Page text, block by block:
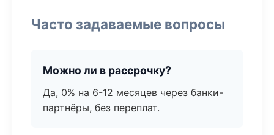
Часто задаваемые вопросы
Можно ли в рассрочку?
Да, 0% на 6-12 месяцев через банки-
партнёры, без переплат.